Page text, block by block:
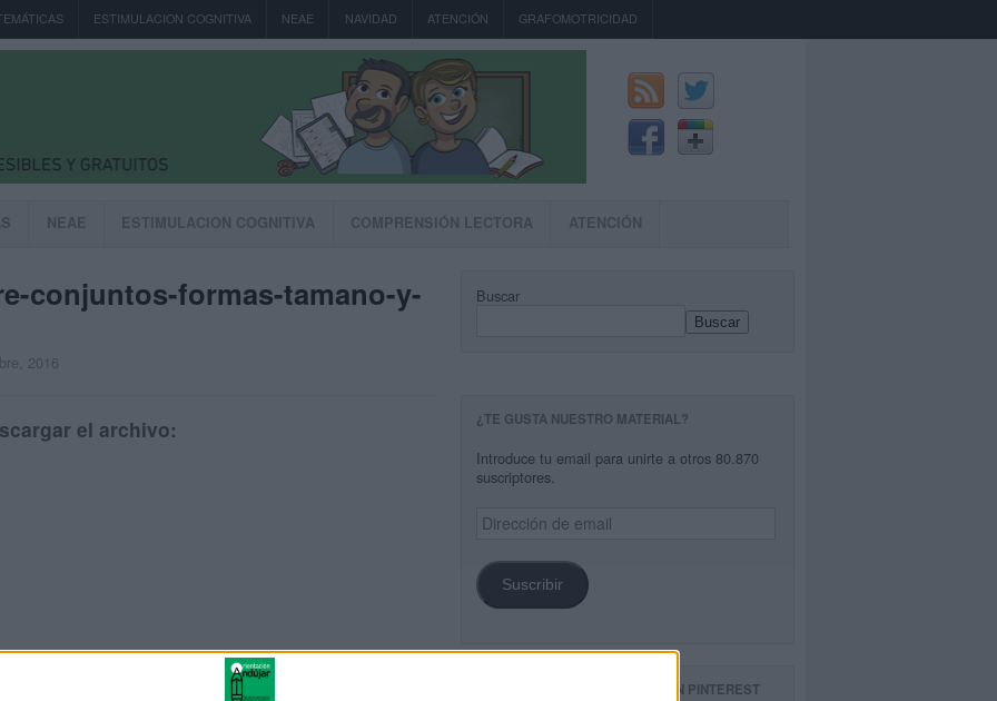
ESTIMULACION COGNITIVA NEAE NAVIDAD ATENCIÓN GRAFOMOTRICIDAD
NEAE ESTIMULACION COGNITIVA COMPRENSIÓN LECTORA ATENCIÓN
conjuntos-formas-tamano-y-
2016
el archivo:
Buscar
Buscar
¿TE GUSTA NUESTRO MATERIAL?
Introduce tu email para unirte a otros 80.870
suscriptores.
Dirección
de
Suscribir
SIGUE NUESTROS TABLEROS EN PINTEREST